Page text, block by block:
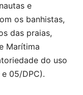
e
os banhistas,
das praias,
Marítima
do uso
05/DPC).